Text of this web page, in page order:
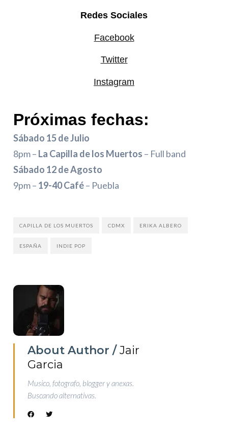
Redes Sociales
Facebook
Twitter
Instagram
Próximas fechas:
Sábado 15 de Julio
8pm – La Capilla de los Muertos – Full band
Sábado 12 de Agosto
9pm – 19-40 Café– Puebla
CAPILLA DE LOS MUERTOS CDMX ERIKA ALBERO
ESPAÑA INDIE POP
About Author /Jair
Garcia
Musico, fotografo, blogger y anexas.
Buscando alternativas.